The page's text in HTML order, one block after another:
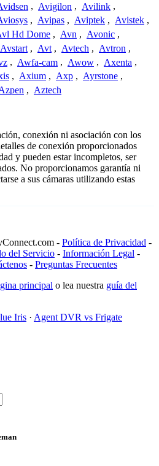
, Avigilon , Avilink ,
, Avipas , Aviptek , Avistek ,
Hd Dome , Avn , Avonic ,
Avstart , Avt , Avtech , Avtron ,
, Awfa-cam , Awow , Axenta ,
, Axium , Axp , Ayrstone ,
, Aztech
conexión ni asociación con los
de conexión proporcionados
y pueden estar incompletos, ser
No proporcionamos garantía ni
a sus cámaras utilizando estas
- Política de Privacidad -
del Servicio - Información Legal -
- Preguntas Frecuentes
principal o lea nuestra guía del
Iris · Agent DVR vs Frigate